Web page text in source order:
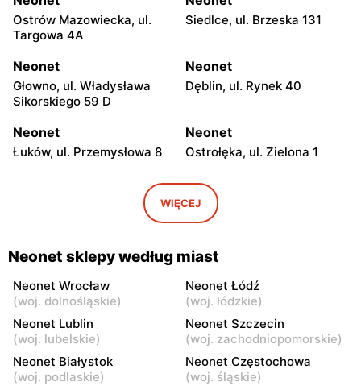
Ostrów Mazowiecka, ul.
Targowa 4A
Siedlce, ul. Brzeska 131
Neonet
Głowno, ul. Władysława
Sikorskiego 59 D
Neonet
Dęblin, ul. Rynek 40
Neonet
Łuków, ul. Przemysłowa 8
Neonet
Ostrołęka, ul. Zielona 1
Tomaszów Mazowiecki, ul.
Neonet
Gostynin, ul. Zamkowa 29a
Neonet
Mława al. Józefa
Piłsudskiego 35
Neonet
Neonet
Kutno, ul. Żwirki i Wigury 4a
Neonet
Chorzele, ul. Zygmunta
Padlewskiego 2
Neonet Neonet
WIĘCEJ
Neonet sklepy według miast
Neonet Wrocław
(woj. dolnośląskie)
Neonet Łódź
(woj. łódzkie)
Neonet Lublin
(woj. lubelskie)
Neonet Szczecin
(woj. zachodniopomorskie)
Neonet Białystok
(woj. podlaskie)
Neonet Częstochowa
(woj. śląskie)